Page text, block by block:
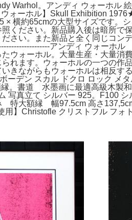
Warhol。アンディ ウォーホル
ーホル】Skull Exhibition
横約65cmの大型サイズです。
ください。新品購入後は暗所
さい。また新品と全く同じコ
アンディ ウォー
ウォーホル。大量生産・大量
れます。ウォーホルの一つの
きながらもウォーホルは相反
デン スカル ドクロ ロック メ
。書道 水墨画に最適高級木製
写真立て シルバー 925。
額縁 幅97.5cm 高さ
用】Christofle クリストフル